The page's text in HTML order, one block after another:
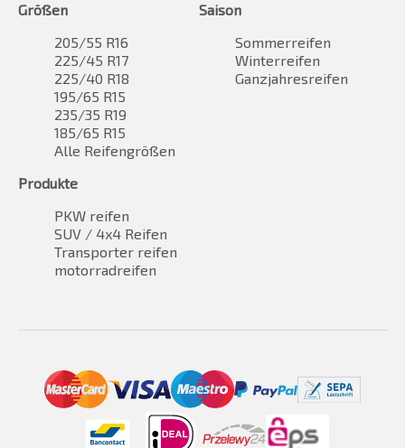
Größen
205/55 R16
225/45 R17
225/40 R18
195/65 R15
235/35 R19
185/65 R15
Alle Reifengrößen
Saison
Sommerreifen
Winterreifen
Ganzjahresreifen
Produkte
PKW reifen
SUV / 4x4 Reifen
Transporter reifen
motorradreifen